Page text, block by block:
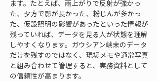
ます。たとえば、雨上がりで反射が強かっ
た、夕方で影が長かった、粉じんが多かっ
た、仮設照明の影響があったといった情報が
残っていれば、データを見る人が状態を理解
しやすくなります。ガウシアン端末のデータ
だけを残すのではなく、現場メモや通常写真
と組み合わせて管理すると、実務資料として
の信頼性が高まります。